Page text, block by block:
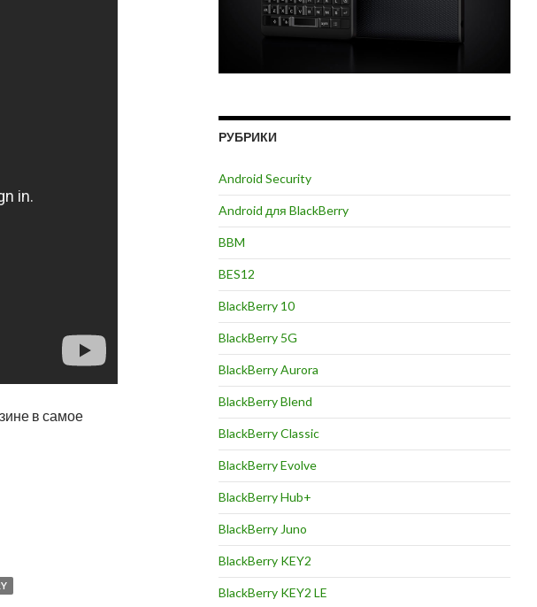
в самое
РУБРИКИ
Android Security
Android для BlackBerry
BBM
BES12
BlackBerry 10
BlackBerry 5G
BlackBerry Aurora
BlackBerry Blend
BlackBerry Classic
BlackBerry Evolve
BlackBerry Hub+
BlackBerry Juno
BlackBerry KEY2
BlackBerry KEY2 LE